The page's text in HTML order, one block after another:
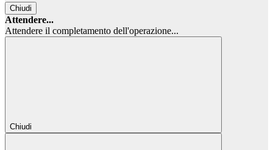
Chiudi
Attendere...
Attendere il completamento dell'operazione...
Chiudi